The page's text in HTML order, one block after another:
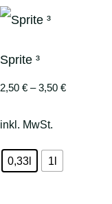
Sprite ³
2,50 € –3,50 €
inkl. MwSt.
0,33l 1l